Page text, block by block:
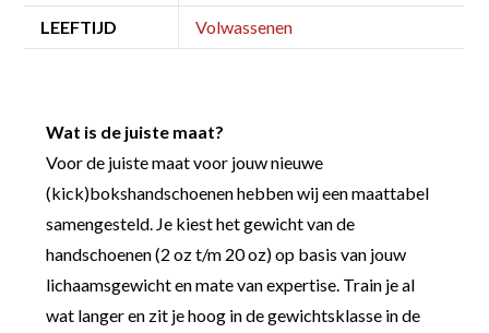
LEEFTIJD Volwassenen
Wat is de juiste maat?
Voor de juiste maat voor jouw nieuwe
(kick)bokshandschoenen hebben wij een maattabel
samengesteld. Je kiest het gewicht van de
handschoenen (2 oz t/m 20 oz) op basis van jouw
lichaamsgewicht en mate van expertise. Train je al
wat langer en zit je hoog in de gewichtsklasse in de